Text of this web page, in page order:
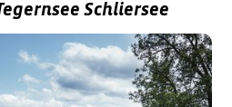
Schliersee